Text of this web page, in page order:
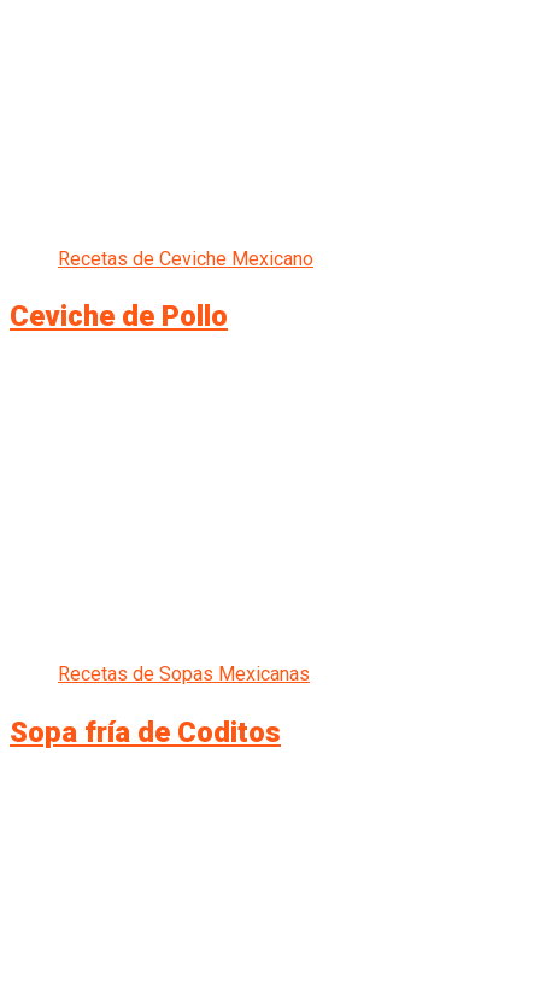
Recetas de Ceviche Mexicano
Ceviche de Pollo
Recetas de Sopas Mexicanas
Sopa fría de Coditos